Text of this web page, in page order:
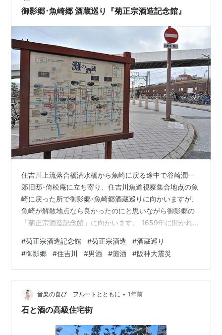
郷に戻る事にして、魚崎郷の櫻正宗記念館…
御影郷･魚崎郷 酒蔵巡り『菊正宗酒造記念館』
住吉川上流落合橋潜水橋から魚崎に戻る途中で谷崎潤一
郎旧邸･倚松庵に立ち寄り、住吉川魚道視察集合地点の魚
崎に戻った所で御影郷･魚崎郷酒蔵巡りに向かいますが、
魚崎が解散地点なら良かったのにと思いながら御影郷の
「菊正宗酒造記念館」に向かいます。 1659年に開かれた
位置だと住吉川の西とはいえ魚崎郷やなとか思い見学し
てましたが、その記念館も阪神大震災で完全に倒壊、瓦
礫の中の酒造用具や小道具類などの収蔵品を一点一点修
復後、全面建て替え1999年1月26日復興再開してから今
年で20年に成り、1月26日から1カ月間「復興20周年記念
特別展示･講演会」が始まっ…
#菊正宗酒造記念館 #菊正宗酒造 #酒蔵巡り
#御影郷 #住吉川 #男酒 #灘酒 #阪神大震災
音楽の喜び フルートとともに • 1年前
石と酒の高級住宅街